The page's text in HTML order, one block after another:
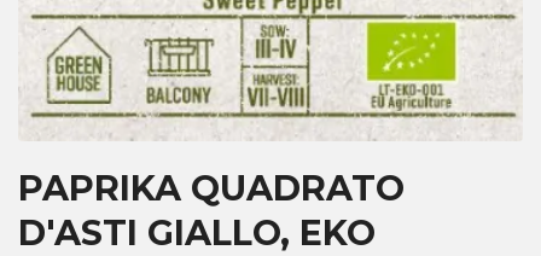
PAPRIKA QUADRATO
D'ASTI GIALLO, EKO